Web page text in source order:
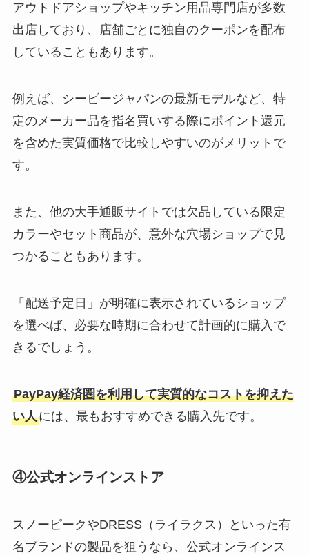
アウトドアショップやキッチン用品専門店が多数
出店しており、店舗ごとに独自のクーポンを配布
していることもあります。
例えば、シービージャパンの最新モデルなど、特
定のメーカー品を指名買いする際にポイント還元
を含めた実質価格で比較しやすいのがメリットで
す。
また、他の大手通販サイトでは欠品している限定
カラーやセット商品が、意外な穴場ショップで見
つかることもあります。
「配送予定日」が明確に表示されているショップ
を選べば、必要な時期に合わせて計画的に購入で
きるでしょう。
PayPay経済圏を利用して実質的なコストを抑えた
い人には、最もおすすめできる購入先です。
④公式オンラインストア
スノーピークやDRESS（ライラクス）といった有
名ブランドの製品を狙うなら、公式オンラインス